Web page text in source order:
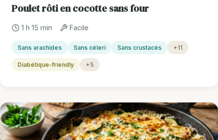
Poulet rôti en cocotte sans four
1 h 15 min Facile
Sans arachides Sans céleri Sans crustacés +11
Diabétique-friendly +5